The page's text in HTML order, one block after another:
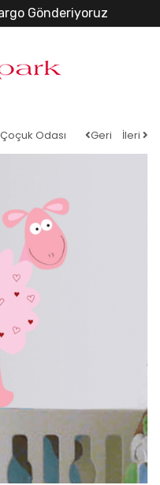
Gönderiyoruz
Çoçuk Odası Geri İleri